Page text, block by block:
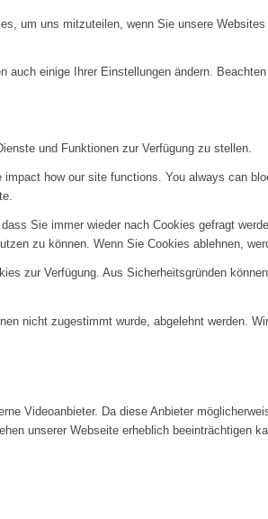
um uns mitzuteilen, wenn Sie unsere
einige Ihrer Einstellungen ändern.
und Funktionen zur Verfügung zu stellen.
how our site functions. You always can
Sie immer wieder nach Cookies gefragt
zu können. Wenn Sie Cookies ablehnen,
zur Verfügung. Aus Sicherheitsgründen
nicht zugestimmt wurde, abgelehnt werden.
Videoanbieter. Da diese Anbieter
unserer Webseite erheblich beeinträchtigen